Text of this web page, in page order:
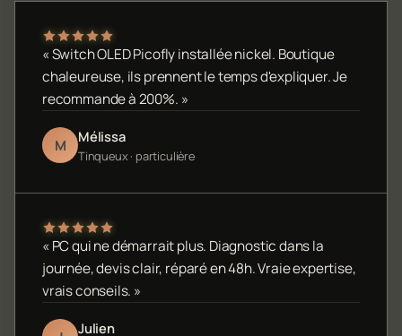
« Switch OLED Picofly installée nickel. Boutique
chaleureuse, ils prennent le temps d'expliquer. Je
recommande à 200%. »
M Mélissa
Tinqueux · particulière
« PC qui ne démarrait plus. Diagnostic dans la
journée, devis clair, réparé en 48h. Vraie expertise,
vrais conseils. »
Julien